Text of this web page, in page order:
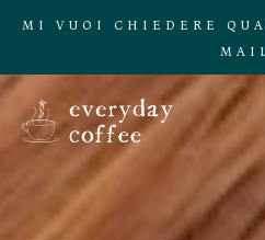
MI VUOI CHIEDERE